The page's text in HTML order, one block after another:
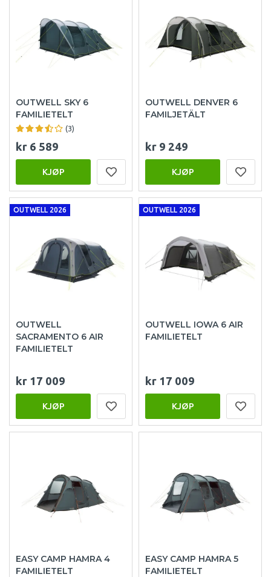
OUTWELL SKY 6
FAMILIETELT
(3)
kr 6 589
KJØP
OUTWELL DENVER 6
FAMILJETÄLT
kr 9 249
KJØP
OUTWELL 2026
OUTWELL
SACRAMENTO 6 AIR
FAMILIETELT
kr 17 009
KJØP
OUTWELL 2026
OUTWELL IOWA 6 AIR
FAMILIETELT
kr 17 009
KJØP
EASY CAMP HAMRA 4
FAMILIETELT
EASY CAMP HAMRA 5
FAMILIETELT